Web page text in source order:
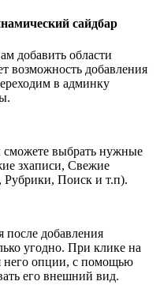
сайдбар
добавить области
возможность добавления
в админку
сможете выбрать нужные
зхаписи, Свежие
Поиск и т.п).
после добавления
угодно. При клике на
него опции, с помощью
его внешний вид.